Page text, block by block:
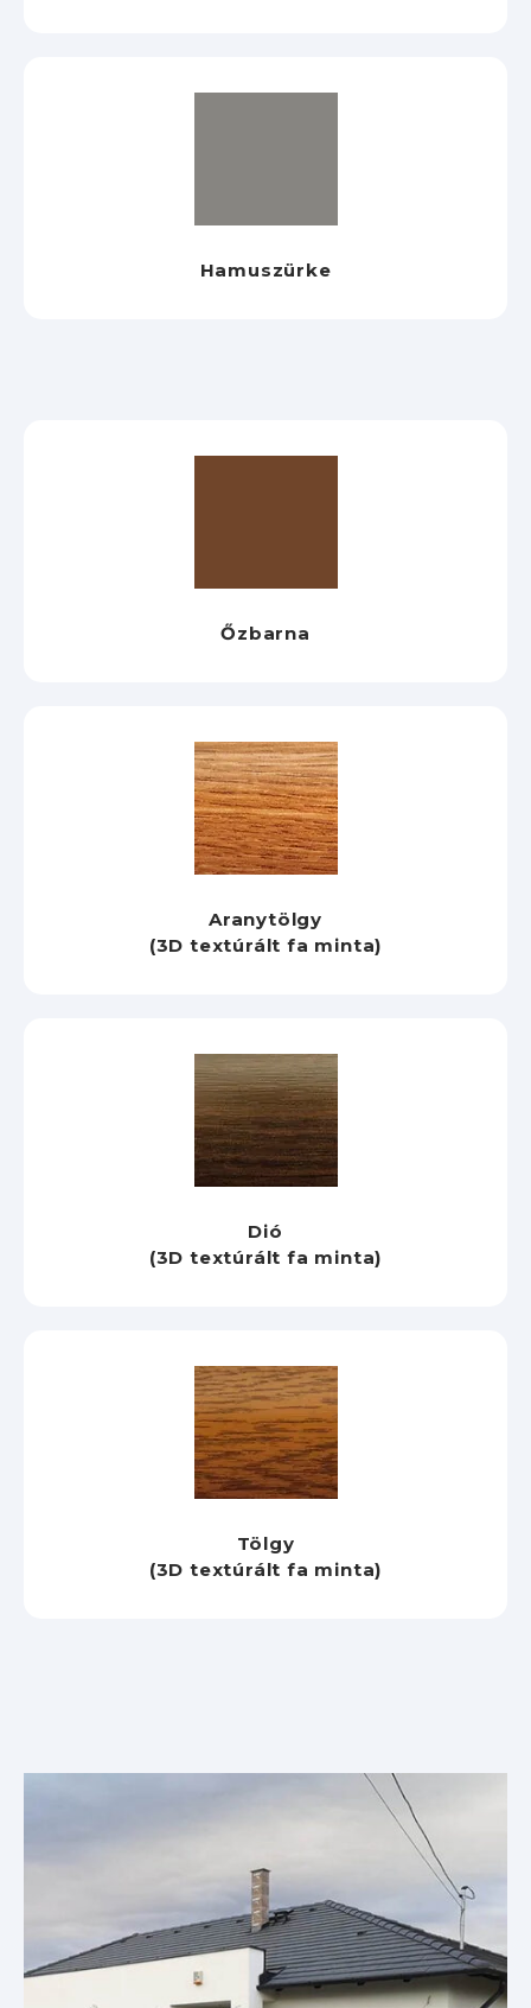
Hamuszürke
Őzbarna
Aranytölgy
(3D textúrált fa minta)
Dió
(3D textúrált fa minta)
Tölgy
(3D textúrált fa minta)